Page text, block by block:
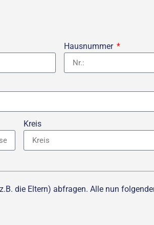
Hausnummer
Kreis
die Eltern) abfragen. Alle nun